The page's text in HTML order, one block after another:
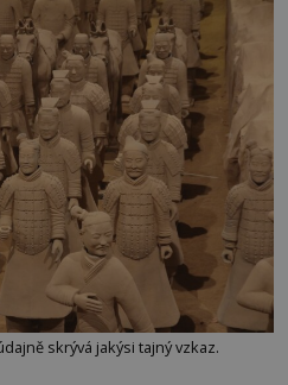
skrývá jakýsi tajný vzkaz.